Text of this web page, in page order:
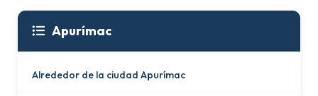
Apurímac
Alrededor de la ciudad Apurímac